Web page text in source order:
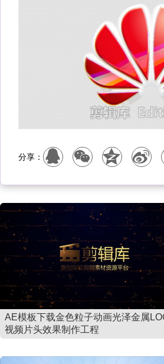
分享：
AE模板下载金色粒子动画光泽金属
视频片头效果制作工程